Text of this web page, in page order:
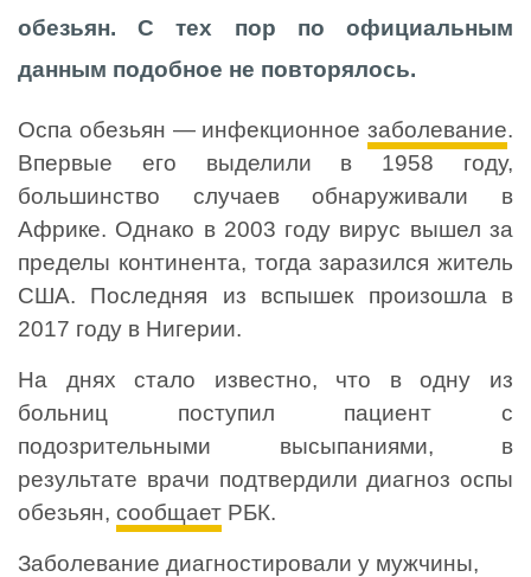
обезьян. С тех пор по официальным
данным подобное не повторялось.
Оспа обезьян — инфекционное заболевание.
Впервые его выделили в 1958 году,
большинство случаев обнаруживали в
Африке. Однако в 2003 году вирус вышел за
пределы континента, тогда заразился житель
США. Последняя из вспышек произошла в
2017 году в Нигерии.
На днях стало известно, что в одну из
больниц поступил пациент с
подозрительными высыпаниями, в
результате врачи подтвердили диагноз оспы
обезьян, сообщает РБК.
Заболевание диагностировали у мужчины,